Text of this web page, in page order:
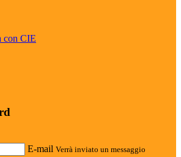
con CIE
E-mail Verrà inviato un messaggio